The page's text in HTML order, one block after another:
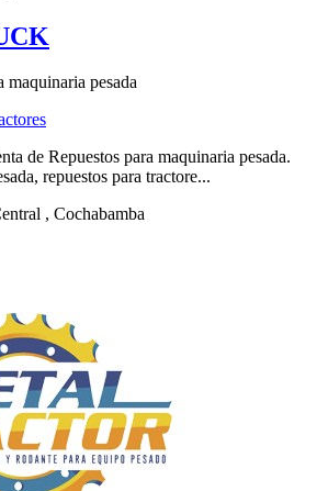
maquinaria pesada
de Repuestos para maquinaria pesada.
repuestos para tractore...
, Cochabamba